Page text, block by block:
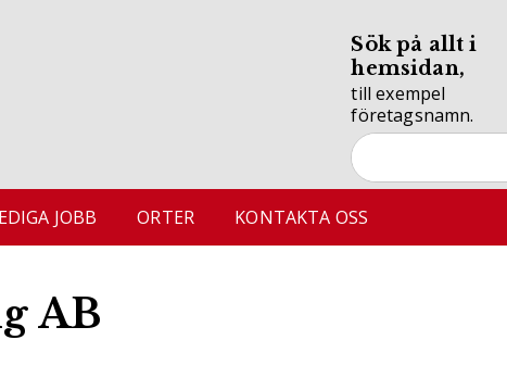
Sök på allt i
hemsidan,
till exempel
företagsnamn.
JOBB ORTER KONTAKTA OSS
AB